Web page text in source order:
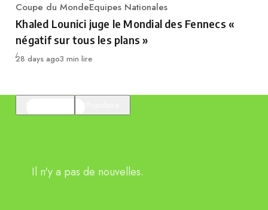
Category
Coupe du MondeEquipes Nationales
Khaled Lounici juge le Mondial des Fennecs «
négatif sur tous les plans »
Publié
28 days ago3 min lire
Il n'y a pas de nouvelles.